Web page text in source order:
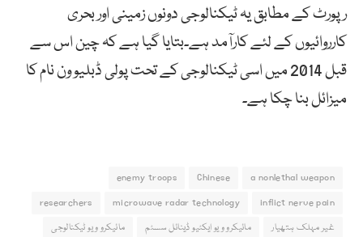
رپورٹ کے مطابق یہ ٹیکنالوجی دونوں زمینی اور بحری
کارروائیوں کے لئے کارآمد ہے۔بتایا گیا ہے کہ چین اس سے
قبل 2014 میں اسی ٹیکنالوجی کے تحت پولی ڈبلیو ون نام کا
میزائل بنا چکا ہے۔
a nonlethal weapon
Chinese
enemy troops
inflict nerve pain
microwave radar technology
researchers
غیر مہلک ہتھیار
مائیکرو ویو ایکٹیو ڈینائل سسٹم مائیکرو ویو ٹیکنالوجی